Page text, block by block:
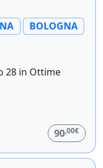
BOLOGNA
28 in Ottime
90,00€